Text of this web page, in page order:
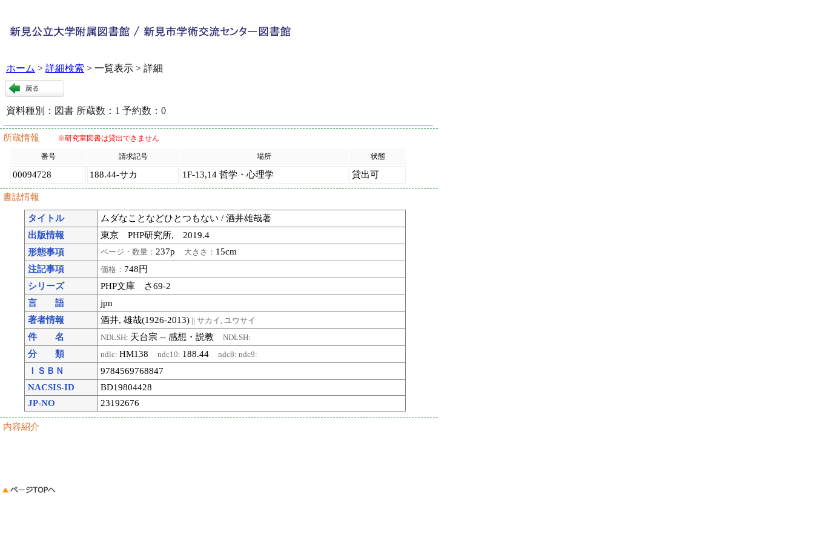
ホーム > 詳細検索 > 一覧表示 > 詳細
資料種別： 図書 所蔵数： 1 予約数： 0
所蔵情報 ※研究室図書は貸出できません
番号 請求記号 場所 状態
00094728 188.44-サカ 1F-13,14 哲学・心理学 貸出可
書誌情報
タイトル
ムダなことなどひとつもない / 酒井雄哉著
出版情報
東京 PHP研究所, 2019.4
形態事項
ページ・数量： 237p 大きさ： 15cm
注記事項
価格： 748円
シリーズ
PHP文庫 さ69-2
言 語
jpn
著者情報
酒井, 雄哉(1926-2013) || サカイ, ユウサイ
件 名 NDLSH: 天台宗 -- 感想・説教NDLSH:
分 類 ndlc:HM138ndc10: 188.44ndc8:ndc9:
ＩＳＢＮ
9784569768847
NACSIS-ID
BD19804428
JP-NO
23192676
内容紹介